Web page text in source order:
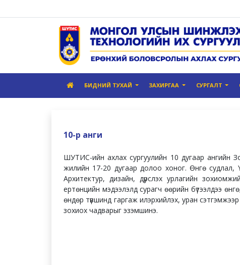
БИДНИЙ ТУХАЙ ЗАХИРГАА СУРГАЛТ
10-р анги
ШУТИС-ийн ахлах сургуулийн 10 дугаар ангийн
жилийн 17-20 дугаар долоо хоног. Өнгө судлал,
Архитектур, дизайн, дүрслэх урлагийн
ертөнцийн мэдээлэлд сурагч өөрийн бүтээлдээ
өндөр түвшинд гаргаж илэрхийлэх, уран
зохиох чадварыг эзэмшинэ.